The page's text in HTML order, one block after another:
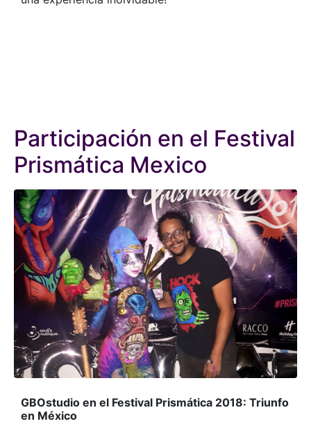
Participación en el Festival
Prismática Mexico
GBOstudio en el Festival Prismática 2018: Triunfo
en México